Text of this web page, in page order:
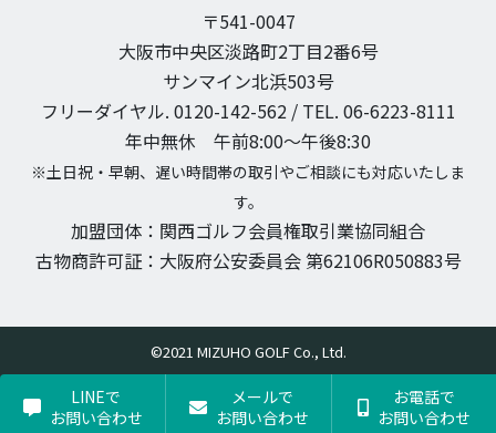
〒541-0047
大阪市中央区淡路町2丁目2番6号
サンマイン北浜503号
フリーダイヤル. 0120-142-562 / TEL. 06-6223-8111
年中無休 午前8:00〜午後8:30
※土日祝・早朝、遅い時間帯の取引やご相談にも対応いたしま
す。
加盟団体：関西ゴルフ会員権取引業協同組合
古物商許可証：大阪府公安委員会 第62106R050883号
©2021 MIZUHO GOLF Co., Ltd.
LINEで
お問い合わせ
メールで
お問い合わせ
お電話で
お問い合わせ